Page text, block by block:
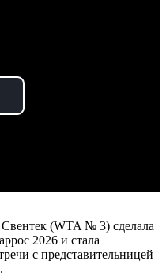
(WTA № 3) сделала
2026 и стала
с представительницей